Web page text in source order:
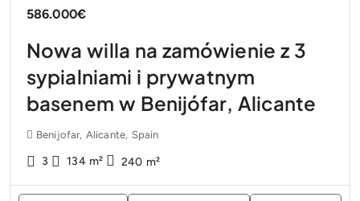
586.000€
Nowa willa na zamówienie z 3
sypialniami i prywatnym
basenem w Benijófar, Alicante
Benijofar, Alicante, Spain
3 134 m² 240 m²